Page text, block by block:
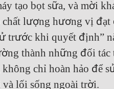
tạo bọt sữa, và mời
chất lượng hương vị
trước khi quyết định”
thành những đối tác
chỉ hoàn hảo để
lối sống ngoài trời.